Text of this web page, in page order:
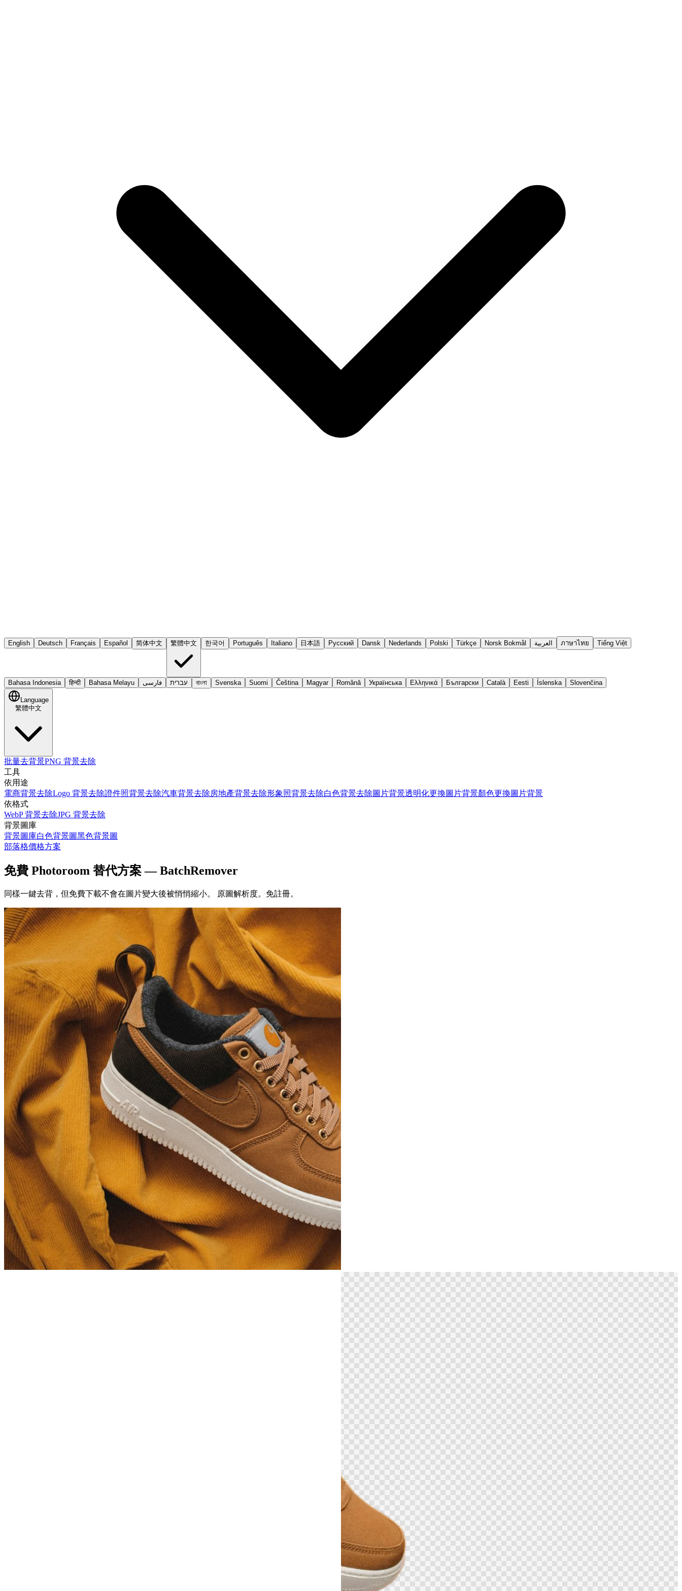
English Deutsch Français Español 简体中文 繁體中文 한국어 Português Italiano 日本語 Русский Dansk Nederlands Polski Türkçe Norsk Bokmål العربية ภาษาไทย Tiếng Việt
Bahasa Indonesia हिन्दी Bahasa Melayu فارسی עברית বাংলা Svenska Suomi Čeština Magyar Română Українська Ελληνικά Български Català Eesti Íslenska Slovenčina
Language
繁體中文
批量去背景PNG 背景去除
工具
依用途
電商背景去除Logo 背景去除證件照背景去除汽車背景去除房地產背景去除形象照背景去除白色背景去除圖片背景透明化更換圖片背景顏色更換圖片背景
依格式
WebP 背景去除JPG 背景去除
背景圖庫
背景圖庫白色背景圖黑色背景圖
部落格價格方案
免費 Photoroom 替代方案 — BatchRemover
同樣一鍵去背，但免費下載不會在圖片變大後被悄悄縮小。 原圖解析度。免註冊。